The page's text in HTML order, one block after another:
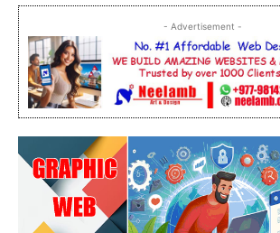
- Advertisement -